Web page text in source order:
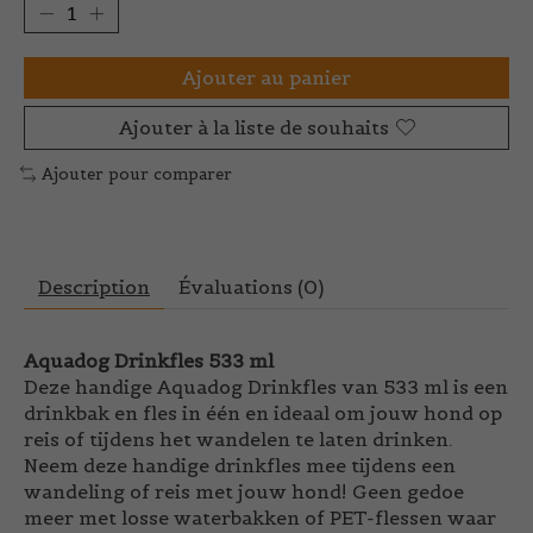
Ajouter au panier
Ajouter à la liste de souhaits
Ajouter pour comparer
Description Évaluations (0)
Aquadog Drinkfles 533 ml
Deze handige Aquadog Drinkfles van 533 ml is een
drinkbak en fles in één en ideaal om jouw hond op
reis of tijdens het wandelen te laten drinken.
Neem deze handige drinkfles mee tijdens een
wandeling of reis met jouw hond! Geen gedoe
meer met losse waterbakken of PET-flessen waar